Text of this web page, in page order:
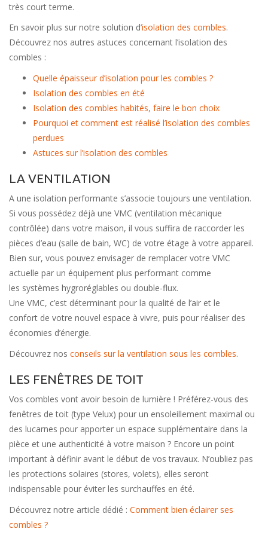
très court terme.
En savoir plus sur notre solution d’isolation des combles.
Découvrez nos autres astuces concernant l’isolation des
combles :
Quelle épaisseur d’isolation pour les combles ?
Isolation des combles en été
Isolation des combles habités, faire le bon choix
Pourquoi et comment est réalisé l’isolation des combles
perdues
Astuces sur l’isolation des combles
LA VENTILATION
A une isolation performante s’associe toujours une ventilation.
Si vous possédez déjà une VMC (ventilation mécanique
contrôlée) dans votre maison, il vous suffira de raccorder les
pièces d’eau (salle de bain, WC) de votre étage à votre appareil.
Bien sur, vous pouvez envisager de remplacer votre VMC
actuelle par un équipement plus performant comme
les systèmes hygroréglables ou double-flux.
Une VMC, c’est déterminant pour la qualité de l’air et le
confort de votre nouvel espace à vivre, puis pour réaliser des
économies d’énergie.
Découvrez nos conseils sur la ventilation sous les combles.
LES FENÊTRES DE TOIT
Vos combles vont avoir besoin de lumière ! Préférez-vous des
fenêtres de toit (type Velux) pour un ensoleillement maximal ou
des lucarnes pour apporter un espace supplémentaire dans la
pièce et une authenticité à votre maison ? Encore un point
important à définir avant le début de vos travaux. N’oubliez pas
les protections solaires (stores, volets), elles seront
indispensable pour éviter les surchauffes en été.
Découvrez notre article dédié : Comment bien éclairer ses
combles ?